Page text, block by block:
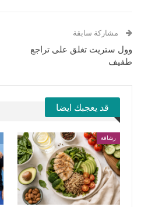
مشاركة سابقة
وول ستريت تغلق على تراجع
طفيف
قد يعجبك ايضا
رشاقة